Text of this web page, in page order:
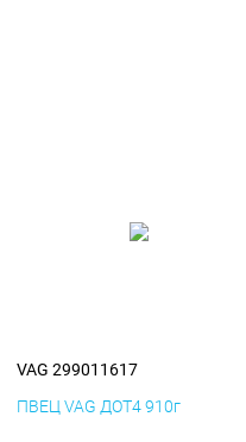
VAG 299011617
ПВЕЦ VAG ДОТ4 910г